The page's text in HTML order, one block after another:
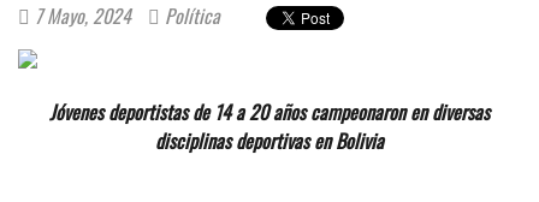
7 Mayo, 2024 Política
Jóvenes deportistas de 14 a 20 años campeonaron en diversas
disciplinas deportivas en Bolivia